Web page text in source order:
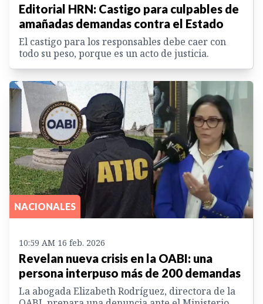
Editorial HRN: Castigo para culpables de
amañadas demandas contra el Estado
El castigo para los responsables debe caer con
todo su peso, porque es un acto de justicia.
NACIONALES
10:59 AM 16 feb. 2026
Revelan nueva crisis en la OABI: una
persona interpuso más de 200 demandas
La abogada Elizabeth Rodríguez, directora de la